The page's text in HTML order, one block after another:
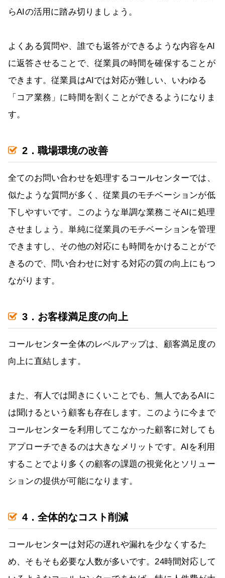
らAIの活用に踏み切りましょう。
よくある質問や、誰でも返答ができるような内容をAI
に返答させることで、従業員の時間を確保することが
できます。従業員はAIでは対応が難しい、いわゆる
「コア業務」に時間を割くことができるようになりま
す。
2．職場環境の改善
全てのお問い合わせを処理するコールセンターでは、
似たような質問が多く、従業員のモチベーションが低
下しやすいです。このような単調な業務こそAIに処理
させましょう。単純に従業員のモチベーションを管理
できますし、その他の対応にも時間をかけることがで
きるので、問い合わせに対する対応の質の向上にもつ
ながります。
3．お客様満足度の向上
コールセンター全体のレベルアップは、顧客満足度の
向上に直結します。
また、有人では聞きにくいことでも、無人であるAIに
は聞けるという顧客も存在します。このように今まで
コールセンターを利用してこなかった顧客に対しても
アプローチできるのは大きなメリットです。AIを利用
することでより多くの顧客の課題の視覚化とソリュー
ションの提供が可能になります。
4．全体的なコスト削減
コールセンターは対応の遅れや漏れを少なくするた
め、そもそも必要な人数が多いです。24時間対応して